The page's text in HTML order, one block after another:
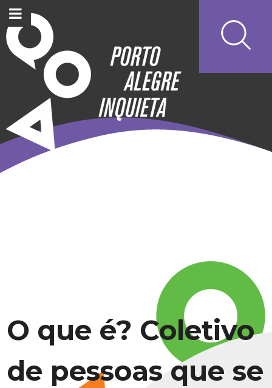
O que é? Coletivo
de pessoas que se